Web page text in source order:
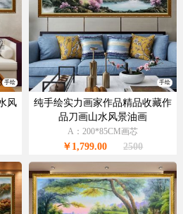
手绘
风
手绘
纯手绘实力画家作品精品收藏作
品刀画山水风景油画
A：200*85CM画芯
￥1,799.00 2500